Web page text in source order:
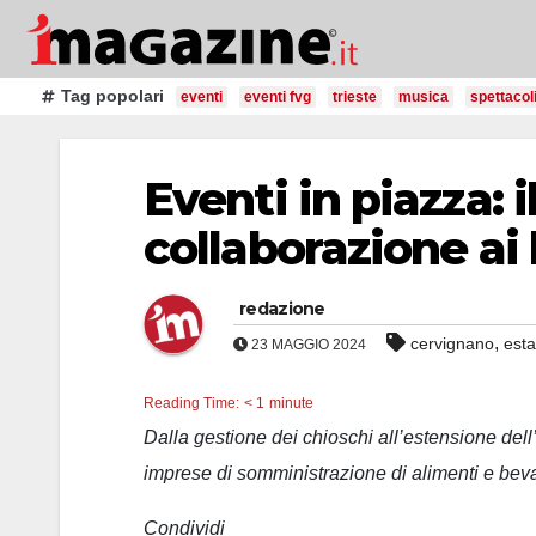
Salta
contenutoTag popolari eventi eventi fvg trieste musica spettacoli
Eventi in piazza:
collaborazione ai
redazione
23 MAGGIO 2024 cervignano,
Reading Time: < 1 minute
Dalla gestione dei chioschi all’estensione
imprese di somministrazione di alimenti e
Condividi